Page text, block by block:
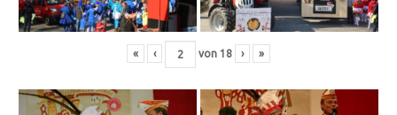
« ‹ von 18 › »